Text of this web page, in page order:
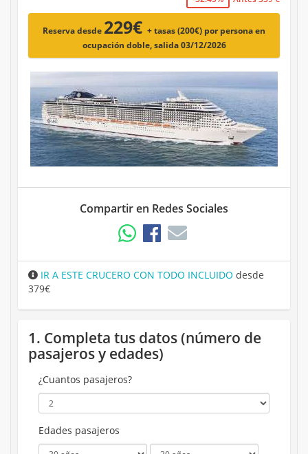
Reserva desde 229€ + tasas (200€) por persona en
ocupación doble, salida 03/12/2026
Compartir en Redes Sociales
IR A ESTE CRUCERO CON TODO INCLUIDO desde
379€
1. Completa tus datos (número de
pasajeros y edades)
¿Cuantos pasajeros?
Edades pasajeros